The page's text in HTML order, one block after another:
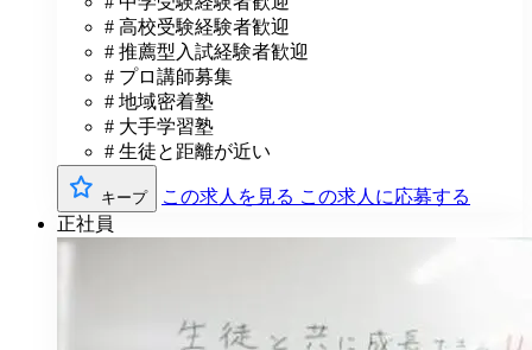
# 高校受験経験者歓迎
# 推薦型入試経験者歓迎
# プロ講師募集
# 地域密着塾
# 大手学習塾
# 生徒と距離が近い
キープ この求人を見る この求人に応募する
正社員